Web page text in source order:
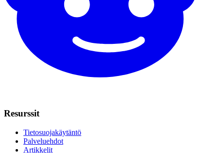
Resurssit
Tietosuojakäytäntö
Palveluehdot
Artikkelit